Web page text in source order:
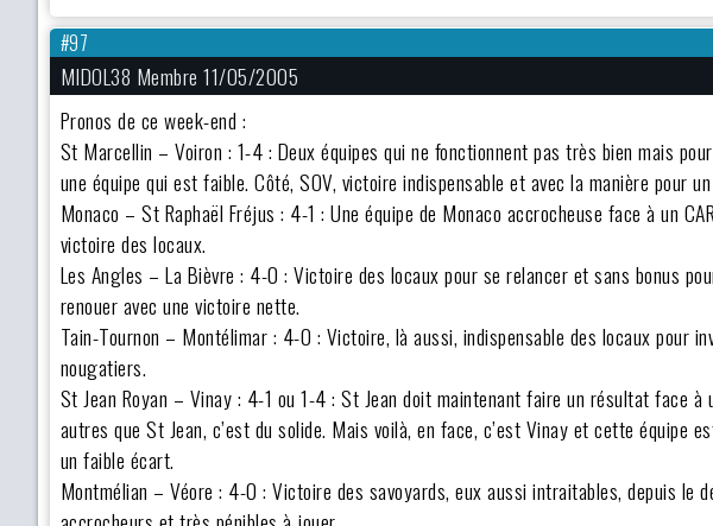
#97
MIDOL38 Membre 11/05/2005
Pronos de ce week-end :
St Marcellin – Voiron : 1-4 : Deux équipes qui ne fonctionnent pas très bien mais
une équipe qui est faible. Côté, SOV, victoire indispensable et avec la manière pour
Monaco – St Raphaël Fréjus : 4-1 : Une équipe de Monaco accrocheuse face à un
victoire des locaux.
Les Angles – La Bièvre : 4-0 : Victoire des locaux pour se relancer et sans bonus
renouer avec une victoire nette.
Tain-Tournon – Montélimar : 4-0 : Victoire, là aussi, indispensable des locaux pour
nougatiers.
St Jean Royan – Vinay : 4-1 ou 1-4 : St Jean doit maintenant faire un résultat face
autres que St Jean, c’est du solide. Mais voilà, en face, c’est Vinay et cette équipe
un faible écart.
Montmélian – Véore : 4-0 : Victoire des savoyards, eux aussi intraitables, depuis le